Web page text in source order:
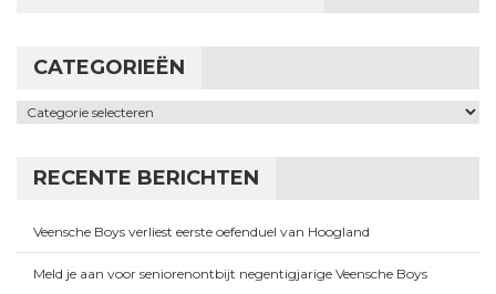
CATEGORIEËN
Categorieën
RECENTE BERICHTEN
Veensche Boys verliest eerste oefenduel van Hoogland
Meld je aan voor seniorenontbijt negentigjarige Veensche Boys